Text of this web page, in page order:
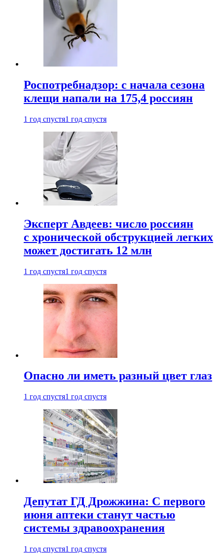
Роспотребнадзор: с начала сезона
клещи напали на 175,4 россиян
1 год спустя1 год спустя
Эксперт Авдеев: число россиян
с хронической обструкцией легких
может достигать 12 млн
1 год спустя1 год спустя
Опасно ли иметь разный цвет глаз
1 год спустя1 год спустя
Депутат ГД Дрожжина: С первого
июня аптеки станут частью
системы здравоохранения
1 год спустя1 год спустя